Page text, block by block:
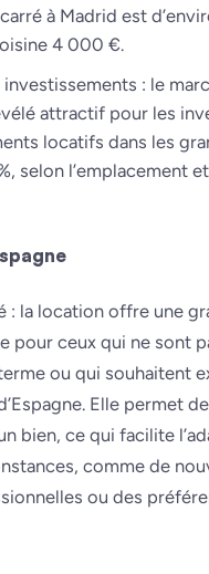
à Madrid est
4 000 €.
investissements : le
attractif pour les
locatifs dans les
selon l’emplacement
: la location offre une
pour ceux qui ne sont
ou qui souhaitent
Elle permet
bien, ce qui facilite
comme de
ou des